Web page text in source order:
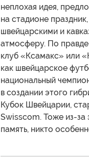
неплохая идея,
на стадионе
швейцарскими и
атмосферу. По правде
клуб «Ксамакс» или
как швейцарское
национальный
в создании этого
Кубок Швейцарии,
Swisscom. Тоже из-за
память, никто